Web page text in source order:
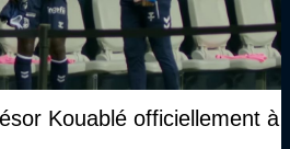
Kouablé officiellement à